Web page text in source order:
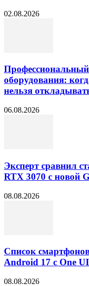
02.08.2026
Профессиональный
оборудования:
нельзя
06.08.2026
Эксперт сравнил
RTX 3070 с новой
08.08.2026
Список
Android 17 с One
08.08.2026